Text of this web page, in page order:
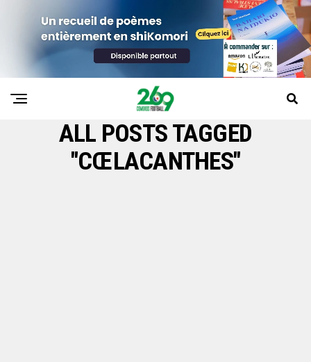
ALL POSTS TAGGED
"CŒLACANTHES"